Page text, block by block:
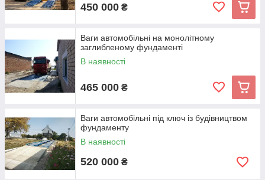
450 000 ₴
Ваги автомобільні на монолітному
заглибленому фундаменті
В наявності
465 000 ₴
Ваги автомобільні під ключ із будівництвом
фундаменту
В наявності
520 000 ₴